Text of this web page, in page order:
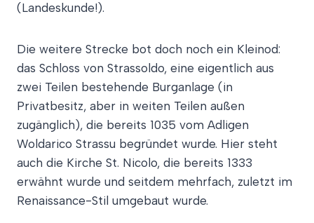
(Landeskunde!).
Die weitere Strecke bot doch noch ein Kleinod:
das Schloss von Strassoldo, eine eigentlich aus
zwei Teilen bestehende Burganlage (in
Privatbesitz, aber in weiten Teilen außen
zugänglich), die bereits 1035 vom Adligen
Woldarico Strassu begründet wurde. Hier steht
auch die Kirche St. Nicolo, die bereits 1333
erwähnt wurde und seitdem mehrfach, zuletzt im
Renaissance-Stil umgebaut wurde.